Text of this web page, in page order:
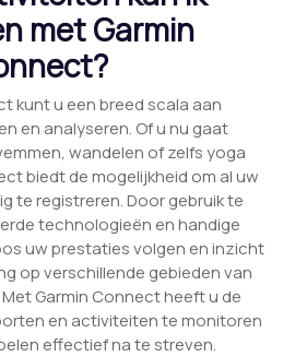
met Garmin
kunt u een breed scala aan
en analyseren. Of u nu gaat
wandelen of zelfs yoga
biedt de mogelijkheid om al uw
te registreren. Door gebruik te
technologieën en handige
uw prestaties volgen en inzicht
op verschillende gebieden van
Garmin Connect heeft u de
en activiteiten te monitoren
effectief na te streven.